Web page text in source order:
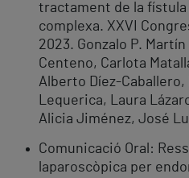
tractament de la fístula
complexa. XXVI
2023. Gonzalo P.
Centeno, Carlota
Alberto Díez-Caballero,
Lequerica, Laura
Alicia Jiménez, José
Comunicació Oral:
laparoscòpica per